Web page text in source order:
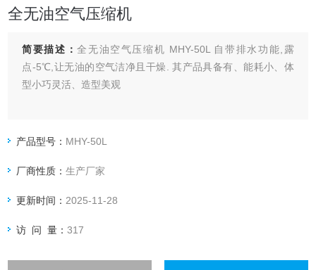
全无油空气压缩机
简要描述：全无油空气压缩机 MHY-50L 自带排水功能,露
点-5℃,让无油的空气洁净且干燥. 其产品具备有、能耗小、体
型小巧灵活、造型美观
产品型号： MHY-50L
厂商性质：生产厂家
更新时间： 2025-11-28
访 问 量：317